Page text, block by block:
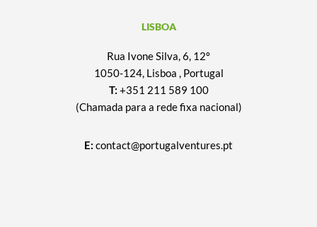
LISBOA
Rua Ivone Silva, 6, 12º
1050-124, Lisboa , Portugal
T: +351 211 589 100
(Chamada para a rede fixa nacional)
E: contact@portugalventures.pt